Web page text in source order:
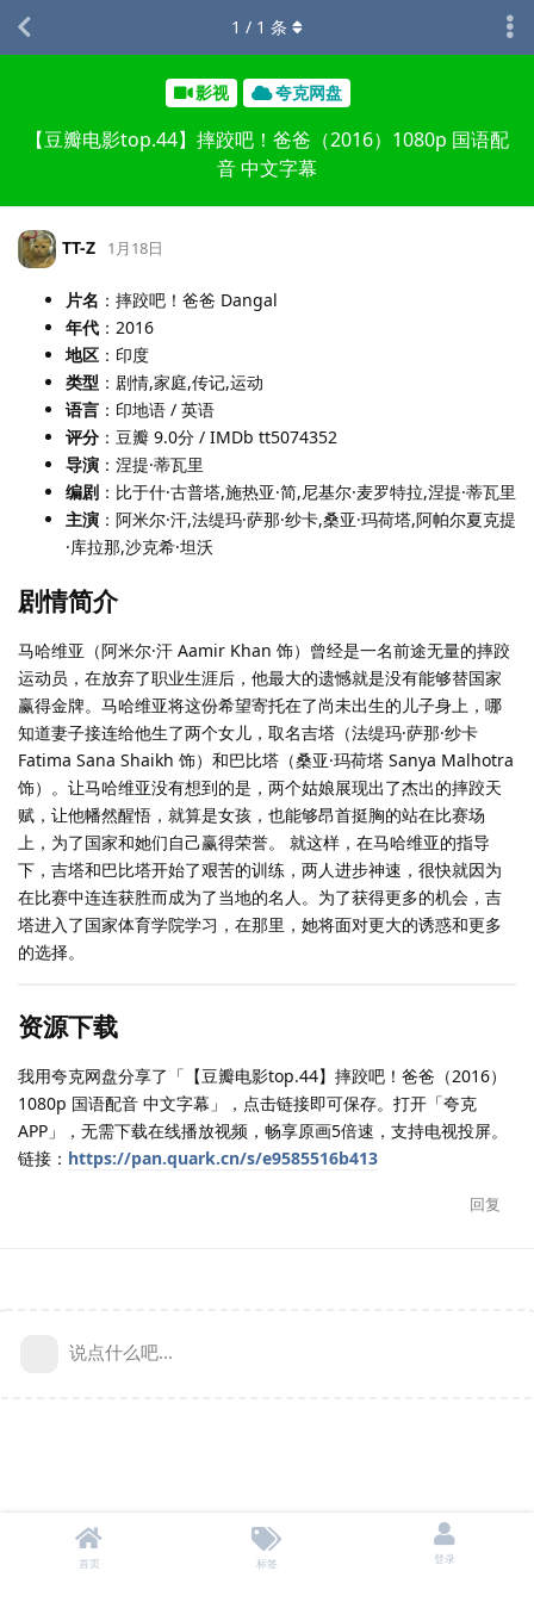
影视 夸克网盘
【豆瓣电影top.44】摔跤吧！爸爸（2016）1080p 国语配
音 中文字幕
1 / 1 条
TT-Z 1月18日
片名 ：摔跤吧！爸爸 Dangal
年代 ：2016
地区 ：印度
类型 ：剧情,家庭,传记,运动
语言 ：印地语 / 英语
评分 ：豆瓣 9.0分 / IMDb tt5074352
导演 ：涅提·蒂瓦里
编剧 ：比于什·古普塔,施热亚·简,尼基尔·麦罗特拉,涅提·蒂瓦里
主演 ：阿米尔·汗,法缇玛·萨那·纱卡,桑亚·玛荷塔,阿帕尔夏克提
·库拉那,沙克希·坦沃
剧情简介
马哈维亚（阿米尔·汗 Aamir Khan 饰）曾经是一名前途无量的摔跤
运动员，在放弃了职业生涯后，他最大的遗憾就是没有能够替国家
赢得金牌。马哈维亚将这份希望寄托在了尚未出生的儿子身上，哪
知道妻子接连给他生了两个女儿，取名吉塔（法缇玛·萨那·纱卡
Fatima Sana Shaikh 饰）和巴比塔（桑亚·玛荷塔 Sanya Malhotra
饰）。让马哈维亚没有想到的是，两个姑娘展现出了杰出的摔跤天
赋，让他幡然醒悟，就算是女孩，也能够昂首挺胸的站在比赛场
上，为了国家和她们自己赢得荣誉。 就这样，在马哈维亚的指导
下，吉塔和巴比塔开始了艰苦的训练，两人进步神速，很快就因为
在比赛中连连获胜而成为了当地的名人。为了获得更多的机会，吉
塔进入了国家体育学院学习，在那里，她将面对更大的诱惑和更多
的选择。
资源下载
我用夸克网盘分享了「【豆瓣电影top.44】摔跤吧！爸爸（2016）
1080p 国语配音 中文字幕」，点击链接即可保存。打开「夸克
APP」，无需下载在线播放视频，畅享原画5倍速，支持电视投屏。
链接： https://pan.quark.cn/s/e9585516b413
回复
说点什么吧...
首页 标签 登录